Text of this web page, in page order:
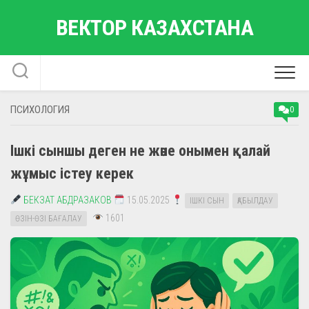
ВЕКТОР КАЗАХСТАНА
ПСИХОЛОГИЯ 0
Ішкі сыншы деген не және онымен қалай
жұмыс істеу керек
БЕКЗАТ АБДРАЗАКОВ 15.05.2025 ІШКІ СЫН
ҚАБЫЛДАУ
ӨЗІН-ӨЗІ БАҒАЛАУ
1601